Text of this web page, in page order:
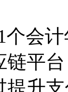
会计
链平
提升